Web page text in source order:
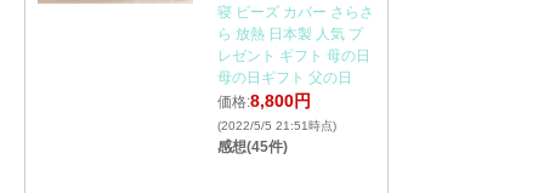
寝 ビーズ カバー さらさ
ら 放熱 日本製 人気 プ
レゼント ギフト 母の日
母の日ギフト 父の日
価格:8,800円
(2022/5/5 21:51時点)
感想(45件)